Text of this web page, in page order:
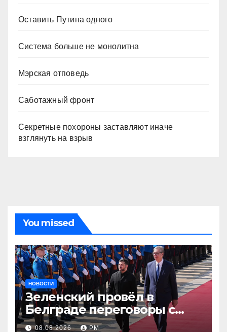
Оставить Путина одного
Система больше не монолитна
Мэрская отповедь
Саботажный фронт
Секретные похороны заставляют иначе
взглянуть на взрыв
You missed
НОВОСТИ
Зеленский провёл в
Белграде переговоры с
Вучичем
08.08.2026 РМ